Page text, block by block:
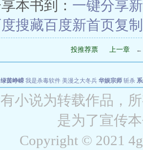
本书到： 一键分享
搜藏百度新首页复
投推荐票 上一章 ←
绿茵峥嵘 我是杀毒软件 美漫之大冬兵 华娱宗师 斩杀
纪 教练万岁 都市全能巨星 绝对交易 全职武神 位面复
小说为转载作品，
是为了宣传
Copyright © 2021